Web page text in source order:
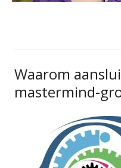
Waarom
mastermind-